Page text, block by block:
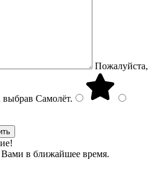
Пожалуйста,
выбрав Самолёт.
в ближайшее время.